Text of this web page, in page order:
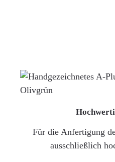
Für die Anfertigung
ausschließlich